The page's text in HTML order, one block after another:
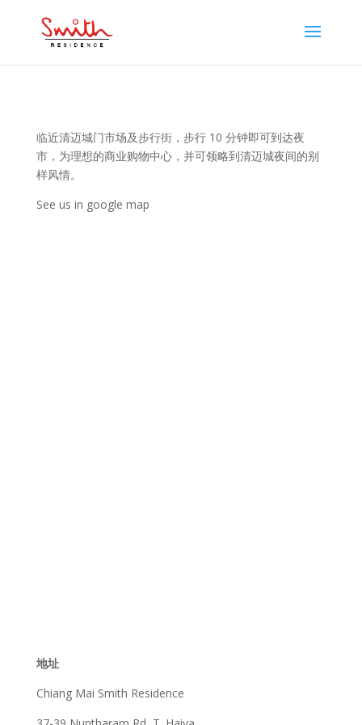
临近清迈城门市场及步行街，步行 10 分钟即可到达夜
市，为理想的商业购物中心，并可领略到清迈城夜间的别
样风情。
See us in google map
地址
Chiang Mai Smith Residence